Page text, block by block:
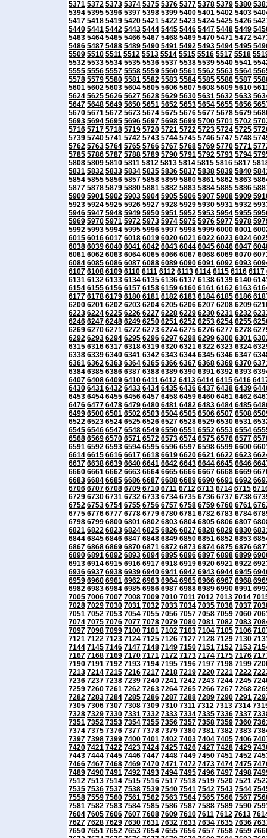
5371 5372 5373 5374 5375 5376 5377 5378 5379 5380
5394 5395 5396 5397 5398 5399 5400 5401 5402 5403
5417 5418 5419 5420 5421 5422 5423 5424 5425 5426
5440 5441 5442 5443 5444 5445 5446 5447 5448 5449
5463 5464 5465 5466 5467 5468 5469 5470 5471 5472
5486 5487 5488 5489 5490 5491 5492 5493 5494 5495
5509 5510 5511 5512 5513 5514 5515 5516 5517 5518
5532 5533 5534 5535 5536 5537 5538 5539 5540 5541
5555 5556 5557 5558 5559 5560 5561 5562 5563 5564
5578 5579 5580 5581 5582 5583 5584 5585 5586 5587
5601 5602 5603 5604 5605 5606 5607 5608 5609 5610
5624 5625 5626 5627 5628 5629 5630 5631 5632 5633
5647 5648 5649 5650 5651 5652 5653 5654 5655 5656
5670 5671 5672 5673 5674 5675 5676 5677 5678 5679
5693 5694 5695 5696 5697 5698 5699 5700 5701 5702
5716 5717 5718 5719 5720 5721 5722 5723 5724 5725
5739 5740 5741 5742 5743 5744 5745 5746 5747 5748
5762 5763 5764 5765 5766 5767 5768 5769 5770 5771
5785 5786 5787 5788 5789 5790 5791 5792 5793 5794
5808 5809 5810 5811 5812 5813 5814 5815 5816 5817
5831 5832 5833 5834 5835 5836 5837 5838 5839 5840
5854 5855 5856 5857 5858 5859 5860 5861 5862 5863
5877 5878 5879 5880 5881 5882 5883 5884 5885 5886
5900 5901 5902 5903 5904 5905 5906 5907 5908 5909
5923 5924 5925 5926 5927 5928 5929 5930 5931 5932
5946 5947 5948 5949 5950 5951 5952 5953 5954 5955
5969 5970 5971 5972 5973 5974 5975 5976 5977 5978
5992 5993 5994 5995 5996 5997 5998 5999 6000 6001
6015 6016 6017 6018 6019 6020 6021 6022 6023 6024
6038 6039 6040 6041 6042 6043 6044 6045 6046 6047
6061 6062 6063 6064 6065 6066 6067 6068 6069 6070
6084 6085 6086 6087 6088 6089 6090 6091 6092 6093
6107 6108 6109 6110 6111 6112 6113 6114 6115 6116 6117
6131 6132 6133 6134 6135 6136 6137 6138 6139 6140
6154 6155 6156 6157 6158 6159 6160 6161 6162 6163
6177 6178 6179 6180 6181 6182 6183 6184 6185 6186
6200 6201 6202 6203 6204 6205 6206 6207 6208 6209
6223 6224 6225 6226 6227 6228 6229 6230 6231 6232
6246 6247 6248 6249 6250 6251 6252 6253 6254 6255
6269 6270 6271 6272 6273 6274 6275 6276 6277 6278
6292 6293 6294 6295 6296 6297 6298 6299 6300 6301
6315 6316 6317 6318 6319 6320 6321 6322 6323 6324
6338 6339 6340 6341 6342 6343 6344 6345 6346 6347
6361 6362 6363 6364 6365 6366 6367 6368 6369 6370
6384 6385 6386 6387 6388 6389 6390 6391 6392 6393
6407 6408 6409 6410 6411 6412 6413 6414 6415 6416
6430 6431 6432 6433 6434 6435 6436 6437 6438 6439
6453 6454 6455 6456 6457 6458 6459 6460 6461 6462
6476 6477 6478 6479 6480 6481 6482 6483 6484 6485
6499 6500 6501 6502 6503 6504 6505 6506 6507 6508
6522 6523 6524 6525 6526 6527 6528 6529 6530 6531
6545 6546 6547 6548 6549 6550 6551 6552 6553 6554
6568 6569 6570 6571 6572 6573 6574 6575 6576 6577
6591 6592 6593 6594 6595 6596 6597 6598 6599 6600
6614 6615 6616 6617 6618 6619 6620 6621 6622 6623
6637 6638 6639 6640 6641 6642 6643 6644 6645 6646
6660 6661 6662 6663 6664 6665 6666 6667 6668 6669
6683 6684 6685 6686 6687 6688 6689 6690 6691 6692
6706 6707 6708 6709 6710 6711 6712 6713 6714 6715
6729 6730 6731 6732 6733 6734 6735 6736 6737 6738
6752 6753 6754 6755 6756 6757 6758 6759 6760 6761
6775 6776 6777 6778 6779 6780 6781 6782 6783 6784
6798 6799 6800 6801 6802 6803 6804 6805 6806 6807
6821 6822 6823 6824 6825 6826 6827 6828 6829 6830
6844 6845 6846 6847 6848 6849 6850 6851 6852 6853
6867 6868 6869 6870 6871 6872 6873 6874 6875 6876
6890 6891 6892 6893 6894 6895 6896 6897 6898 6899
6913 6914 6915 6916 6917 6918 6919 6920 6921 6922
6936 6937 6938 6939 6940 6941 6942 6943 6944 6945
6959 6960 6961 6962 6963 6964 6965 6966 6967 6968
6982 6983 6984 6985 6986 6987 6988 6989 6990 6991
7005 7006 7007 7008 7009 7010 7011 7012 7013 7014
7028 7029 7030 7031 7032 7033 7034 7035 7036 7037
7051 7052 7053 7054 7055 7056 7057 7058 7059 7060
7074 7075 7076 7077 7078 7079 7080 7081 7082 7083
7097 7098 7099 7100 7101 7102 7103 7104 7105 7106
7121 7122 7123 7124 7125 7126 7127 7128 7129 7130
7144 7145 7146 7147 7148 7149 7150 7151 7152 7153
7167 7168 7169 7170 7171 7172 7173 7174 7175 7176
7190 7191 7192 7193 7194 7195 7196 7197 7198 7199
7213 7214 7215 7216 7217 7218 7219 7220 7221 7222
7236 7237 7238 7239 7240 7241 7242 7243 7244 7245
7259 7260 7261 7262 7263 7264 7265 7266 7267 7268
7282 7283 7284 7285 7286 7287 7288 7289 7290 7291
7305 7306 7307 7308 7309 7310 7311 7312 7313 7314
7328 7329 7330 7331 7332 7333 7334 7335 7336 7337
7351 7352 7353 7354 7355 7356 7357 7358 7359 7360
7374 7375 7376 7377 7378 7379 7380 7381 7382 7383
7397 7398 7399 7400 7401 7402 7403 7404 7405 7406
7420 7421 7422 7423 7424 7425 7426 7427 7428 7429
7443 7444 7445 7446 7447 7448 7449 7450 7451 7452
7466 7467 7468 7469 7470 7471 7472 7473 7474 7475
7489 7490 7491 7492 7493 7494 7495 7496 7497 7498
7512 7513 7514 7515 7516 7517 7518 7519 7520 7521
7535 7536 7537 7538 7539 7540 7541 7542 7543 7544
7558 7559 7560 7561 7562 7563 7564 7565 7566 7567
7581 7582 7583 7584 7585 7586 7587 7588 7589 7590
7604 7605 7606 7607 7608 7609 7610 7611 7612 7613
7627 7628 7629 7630 7631 7632 7633 7634 7635 7636
7650 7651 7652 7653 7654 7655 7656 7657 7658 7659